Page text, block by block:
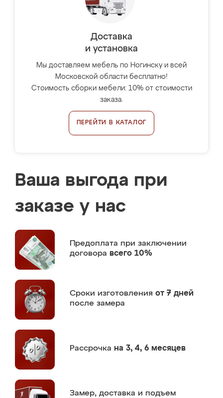
Доставка
и установка
Мы доставляем мебель по Ногинску и всей
Московской области бесплатно!
Стоимость сборки мебели: 10% от стоимости
заказа.
ПЕРЕЙТИ В КАТАЛОГ
Ваша выгода при
заказе у нас
Предоплата при заключении
договора всего 10%
Сроки изготовления от 7 дней
после замера
Рассрочка на 3, 4, 6 месяцев
Замер, доставка и подъем